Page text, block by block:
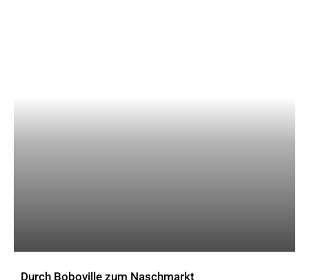
Durch Boboville zum Naschmarkt